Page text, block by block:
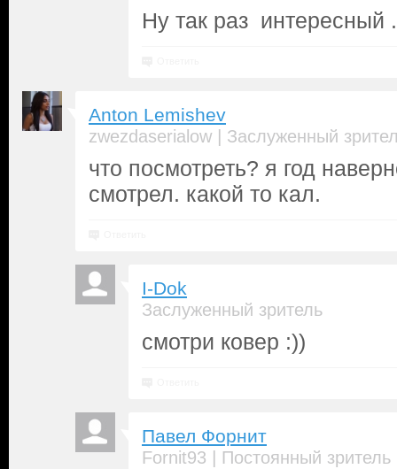
Ну так раз
Anton Lemishev
zwezdaserialow | Заслуженный
что посмотреть? я год
смотрел. какой то кал.
I-Dok
Заслуженный зритель
смотри ковер :))
Павел Форнит
Fornit93 | Постоянный зритель